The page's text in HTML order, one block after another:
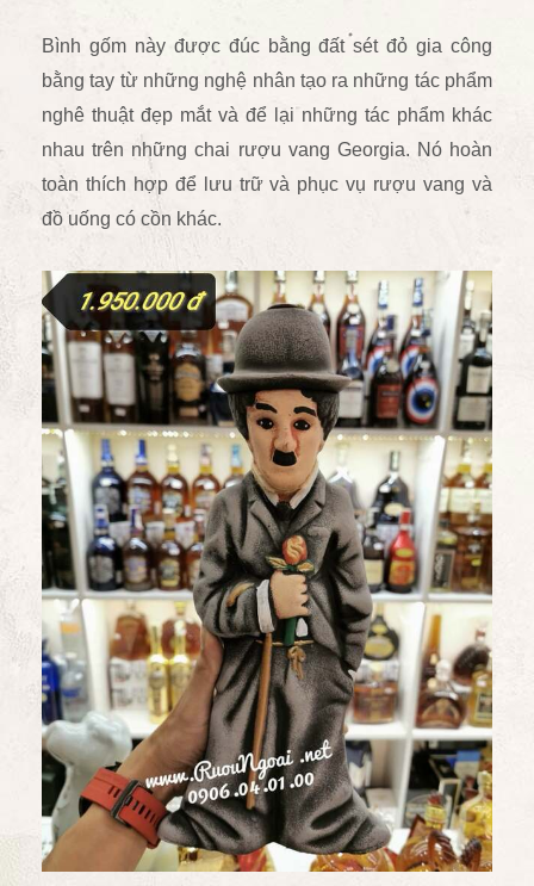
Bình gốm này được đúc bằng đất sét đỏ gia công
bằng tay từ những nghệ nhân tạo ra những tác phẩm
nghê thuật đẹp mắt và để lại những tác phẩm khác
nhau trên những chai rượu vang Georgia. Nó hoàn
toàn thích hợp để lưu trữ và phục vụ rượu vang và
đồ uống có cồn khác.